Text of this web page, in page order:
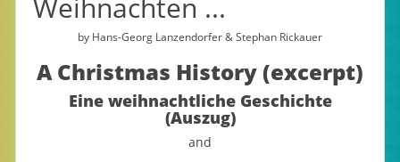
Weihnachten ...
by Hans-Georg Lanzendorfer & Stephan Rickauer
A Christmas History (excerpt)
Eine weihnachtliche Geschichte
(Auszug)
and